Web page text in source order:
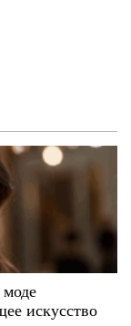
искусство